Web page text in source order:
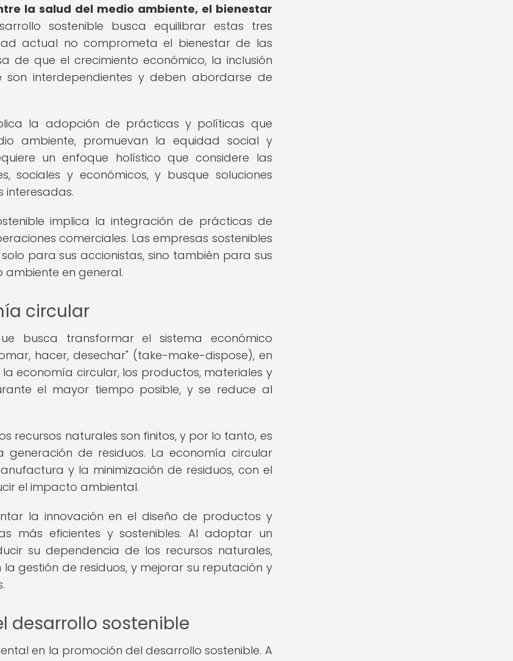
la salud del medio ambiente, el bienestar
sostenible busca equilibrar estas tres
actual no comprometa el bienestar de las
de que el crecimiento económico, la inclusión
interdependientes y deben abordarse de
la adopción de prácticas y políticas que
ambiente, promuevan la equidad social y
un enfoque holístico que considere las
sociales y económicos, y busque soluciones
interesadas.
implica la integración de prácticas de
comerciales. Las empresas sostenibles
para sus accionistas, sino también para sus
ambiente en general.
circular
busca transformar el sistema económico
hacer, desechar" (take-make-dispose), en
economía circular, los productos, materiales y
el mayor tiempo posible, y se reduce al
recursos naturales son finitos, y por lo tanto, es
generación de residuos. La economía circular
y la minimización de residuos, con el
el impacto ambiental.
la innovación en el diseño de productos y
más eficientes y sostenibles. Al adoptar un
su dependencia de los recursos naturales,
gestión de residuos, y mejorar su reputación y
desarrollo sostenible
en la promoción del desarrollo sostenible. A